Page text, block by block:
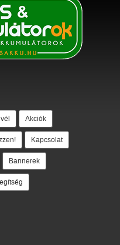
Akciók
Kapcsolat
Bannerek